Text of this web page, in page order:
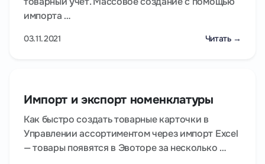
импорта …
03.11.2021 Читать →
Импорт и экспорт номенклатуры
Как быстро создать товарные карточки в
Управлении ассортиментом через импорт Excel
— товары появятся в Эвоторе за несколько …